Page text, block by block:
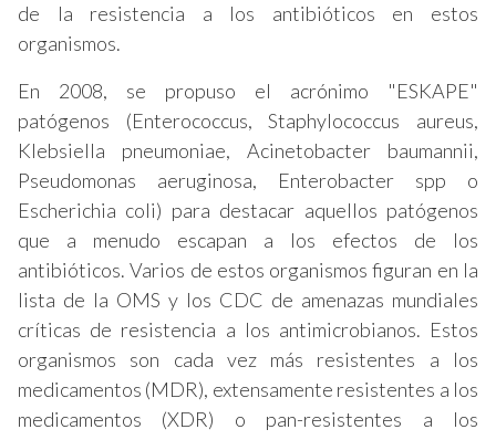
de la resistencia a los antibióticos en estos
organismos.
En 2008, se propuso el acrónimo "ESKAPE"
patógenos (Enterococcus, Staphylococcus aureus,
Klebsiella pneumoniae, Acinetobacter baumannii,
Pseudomonas aeruginosa, Enterobacter spp o
Escherichia coli) para destacar aquellos patógenos
que a menudo escapan a los efectos de los
antibióticos. Varios de estos organismos figuran en la
lista de la OMS y los CDC de amenazas mundiales
críticas de resistencia a los antimicrobianos. Estos
organismos son cada vez más resistentes a los
medicamentos (MDR), extensamente resistentes a los
medicamentos (XDR) o pan-resistentes a los